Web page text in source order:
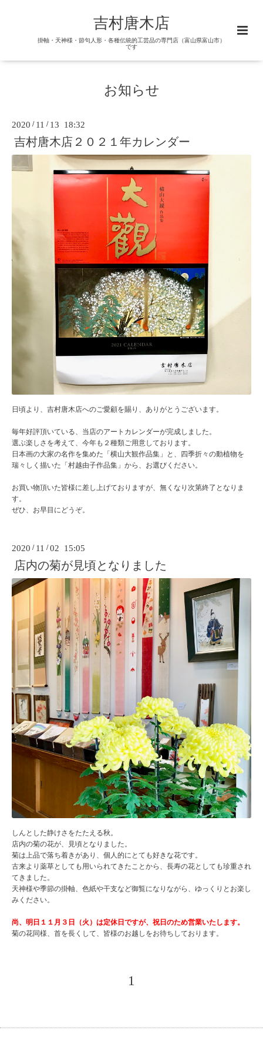
吉村唐木店
掛軸・天神様・節句人形・各種伝統的工芸品の専門店（富山県富山市）
です
お知らせ
2020 / 11 / 13 18:32
吉村唐木店２０２１年カレンダー
日頃より、吉村唐木店へのご愛顧を賜り、ありがとうございます。
毎年好評頂いている、当店のアートカレンダーが完成しました。
選ぶ楽しさを考えて、今年も２種類ご用意しております。
日本画の大家の名作を集めた「横山大観作品集」と、四季折々の動植物を
瑞々しく描いた「村越由子作品集」から、お選びください。
お買い物頂いた皆様に差し上げておりますが、無くなり次第終了となりま
す。
ぜひ、お早目にどうぞ。
2020 / 11 /02 15:05
店内の菊が見頃となりました
しんとした静けさをたたえる秋。
店内の菊の花が、見頃となりました。
菊は上品で落ち着きがあり、個人的にとても好きな花です。
古来より薬草としても用いられてきたことから、長寿の花としても珍重され
てきました。
天神様や季節の掛軸、色紙や干支など御覧になりながら、ゆっくりとお楽し
みください。
尚、明日１１月３日（火）は定休日ですが、祝日のため営業いたします。
菊の花同様、首を長くして、皆様のお越しをお待ちしております。
1